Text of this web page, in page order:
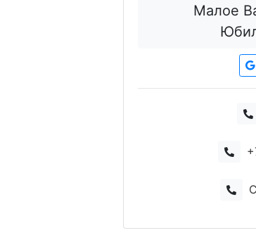
Малое